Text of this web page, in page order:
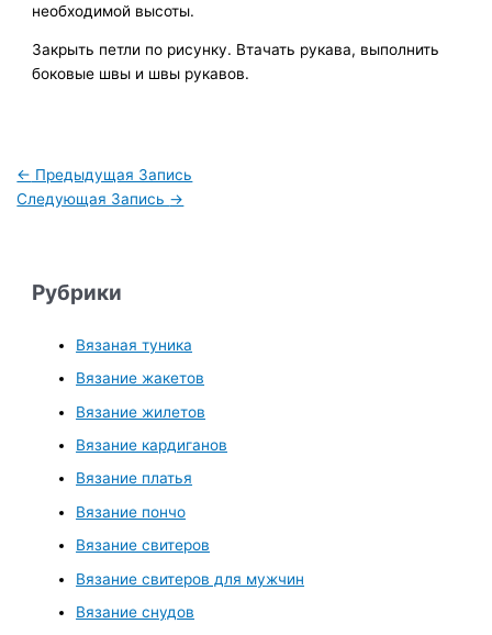
необходимой высоты.
Закрыть петли по рисунку. Втачать рукава, выполнить
боковые швы и швы рукавов.
← Предыдущая Запись
Следующая Запись →
Рубрики
Вязаная туника
Вязание жакетов
Вязание жилетов
Вязание кардиганов
Вязание платья
Вязание пончо
Вязание свитеров
Вязание свитеров для мужчин
Вязание снудов